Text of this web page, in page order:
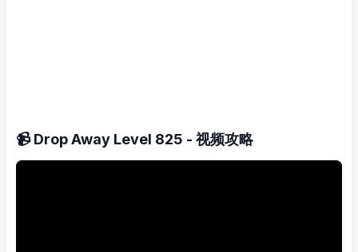
📹 Drop Away Level 825 - 视频攻略